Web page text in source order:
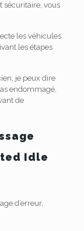
sécuritaire, vous
les véhicules
les étapes
je peux dire
endommagé,
de
Idle
d’erreur,